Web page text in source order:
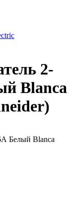
2-
Blanca